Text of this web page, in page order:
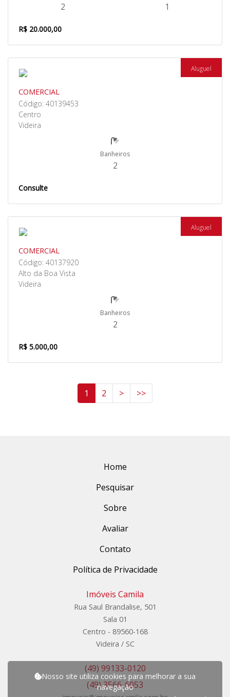
2 1
R$ 20.000,00
Aluguel
COMERCIAL
Código: 40139453
Centro
Videira
Banheiros
2
Consulte
Aluguel
COMERCIAL
Código: 40137920
Alto da Boa Vista
Videira
Banheiros
2
R$ 5.000,00
1 2 > >>
Nosso site utiliza cookies para melhorar a sua
navegação
Home
Pesquisar
Sobre
Avaliar
Contato
Política de Privacidade
Imóveis Camila
Rua Saul Brandalise, 501
Sala 01
Centro - 89560-168
Videira / SC
(49) 99133-0120
(49) 3566-6053